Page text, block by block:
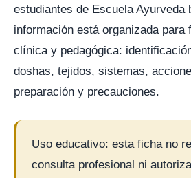
estudiantes de Escuela Ayurveda
información está organizada para
clínica y pedagógica:
doshas, tejidos, sistemas,
preparación y precauciones.
Uso educativo: esta ficha no
consulta profesional ni